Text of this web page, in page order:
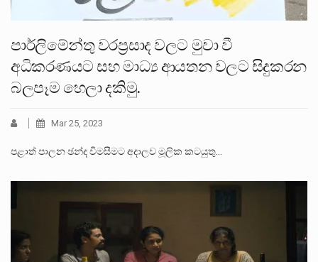
පාර්ලිමේන්තු වරප්‍රසාද වලට මුවා වී
අධිකරණයට සහ මාධ්‍ය ආයතන වලට සිදුකරන
බලපෑම හෙලා දකිමු.
Mar 25, 2023
පළාත් පාලන ඡන්ද විමසීමට අදාලව මූලික කටයුතු…